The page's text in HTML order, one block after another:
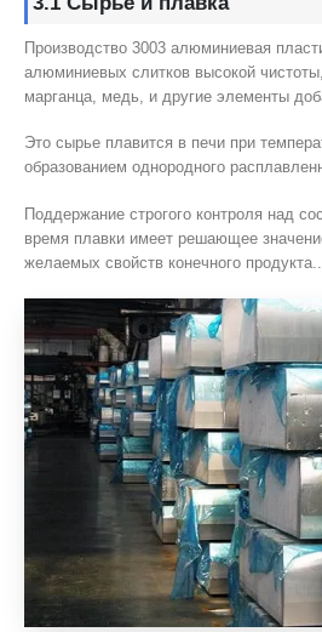
Производство 3003 алюминиевая
алюминиевых слитков высокой
марганца, медь, и другие элементы
Это сырье плавится в печи при
образованием однородного
Поддержание строгого контроля над
время плавки имеет решающее
желаемых свойств конечного продукта..